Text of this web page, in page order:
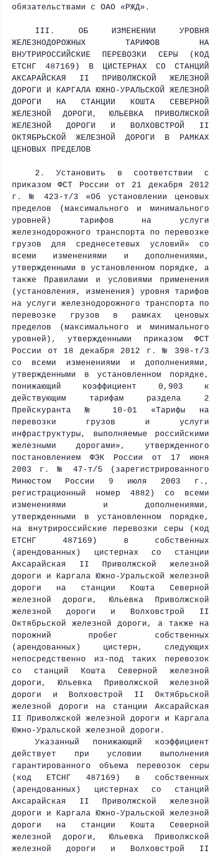
обязательствами с ОАО «РЖД».
III. ОБ ИЗМЕНЕНИИ УРОВНЯ
ЖЕЛЕЗНОДОРОЖНЫХ ТАРИФОВ НА
ВНУТРИРОССИЙСКИЕ ПЕРЕВОЗКИ СЕРЫ (КОД
ЕТСНГ 487169) В ЦИСТЕРНАХ СО СТАНЦИЙ
АКСАРАЙСКАЯ II ПРИВОЛЖСКОЙ ЖЕЛЕЗНОЙ
ДОРОГИ И КАРГАЛА ЮЖНО-УРАЛЬСКОЙ ЖЕЛЕЗНОЙ
ДОРОГИ НА СТАНЦИИ КОШТА СЕВЕРНОЙ
ЖЕЛЕЗНОЙ ДОРОГИ, ЮЛЬЕВКА ПРИВОЛЖСКОЙ
ЖЕЛЕЗНОЙ ДОРОГИ И ВОЛХОВСТРОЙ II
ОКТЯБРЬСКОЙ ЖЕЛЕЗНОЙ ДОРОГИ В РАМКАХ
ЦЕНОВЫХ ПРЕДЕЛОВ
2. Установить в соответствии с
приказом ФСТ России от 21 декабря 2012
г . № 423-т/3 «Об установлении ценовых
пределов (максимального и минимального
уровней) тарифов на услуги
железнодорожного транспорта по перевозке
грузов для среднесетевых условий» со
всеми изменениями и дополнениями,
утвержденными в установленном порядке, а
также Правилами и условиями применения
(установления, изменения) уровня тарифов
на услуги железнодорожного транспорта по
перевозке грузов в рамках ценовых
пределов (максимального и минимального
уровней), утвержденными приказом ФСТ
России от 18 декабря 2012 г . № 398-т/3
со всеми изменениями и дополнениями,
утвержденными в установленном порядке,
понижающий коэффициент 0,903 к
действующим тарифам раздела 2
Прейскуранта № 10-01 «Тарифы на
перевозки грузов и услуги
инфраструктуры, выполняемые российскими
железными дорогами», утвержденного
постановлением ФЭК России от 17 июня
2003 г . № 47-т/5 (зарегистрированного
Минюстом России 9 июля 2003 г .,
регистрационный номер 4882) со всеми
изменениями и дополнениями,
утвержденными в установленном порядке,
на внутрироссийские перевозки серы (код
ЕТСНГ 487169) в собственных
(арендованных) цистернах со станции
Аксарайская II Приволжской железной
дороги и Каргала Южно-Уральской железной
дороги на станции Кошта Северной
железной дороги, Юльевка Приволжской
железной дороги и Волховстрой II
Октябрьской железной дороги, а также на
порожний пробег собственных
(арендованных) цистерн, следующих
непосредственно из-под таких перевозок
со станций Кошта Северной железной
дороги, Юльевка Приволжской железной
дороги и Волховстрой II Октябрьской
железной дороги на станции Аксарайская
II Приволжской железной дороги и Каргала
Южно-Уральской железной дороги.
Указанный понижающий коэффициент
действует при условии выполнения
гарантированного объема перевозок серы
(код ЕТСНГ 487169) в собственных
(арендованных) цистернах со станций
Аксарайская II Приволжской железной
дороги и Каргала Южно-Уральской железной
дороги на станции Кошта Северной
железной дороги, Юльевка Приволжской
железной дороги и Волховстрой II